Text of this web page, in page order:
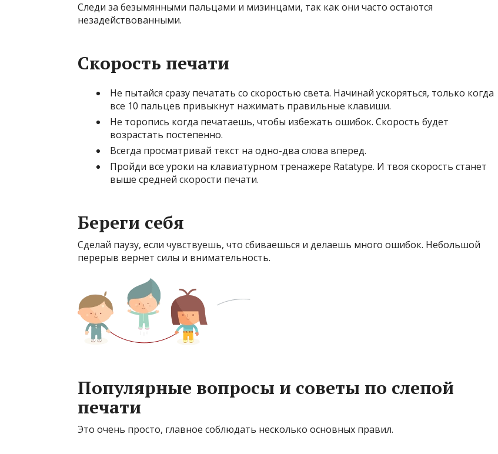
Следи за безымянными пальцами и мизинцами, так как они часто остаются
незадействованными.
Скорость печати
Не пытайся сразу печатать со скоростью света. Начинай ускоряться, только когда
все 10 пальцев привыкнут нажимать правильные клавиши.
Не торопись когда печатаешь, чтобы избежать ошибок. Скорость будет
возрастать постепенно.
Всегда просматривай текст на одно-два слова вперед.
Пройди все уроки на клавиатурном тренажере Ratatype. И твоя скорость станет
выше средней скорости печати.
Береги себя
Сделай паузу, если чувствуешь, что сбиваешься и делаешь много ошибок. Небольшой
перерыв вернет силы и внимательность.
Популярные вопросы и советы по слепой
печати
Это очень просто, главное соблюдать несколько основных правил.